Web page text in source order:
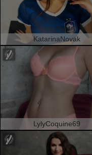
KatarinaNovak
LylyCoquine69